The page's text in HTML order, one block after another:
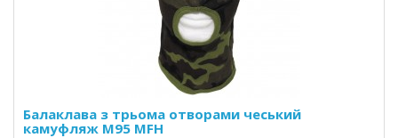
Балаклава з трьома отворами чеський
камуфляж M95 MFH